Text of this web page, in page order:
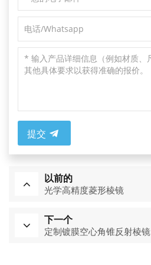
提交
以前的
光学高精度菱形棱镜
下一个
定制镀膜空心角锥反射棱镜